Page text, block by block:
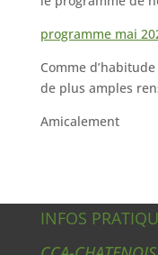
programme mai
Comme
de plus amples
Amicalement
INFOS